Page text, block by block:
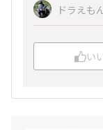
ドラえも
い